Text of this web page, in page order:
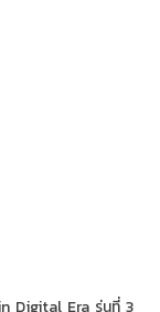
Digital Era รุ่นที่ 3